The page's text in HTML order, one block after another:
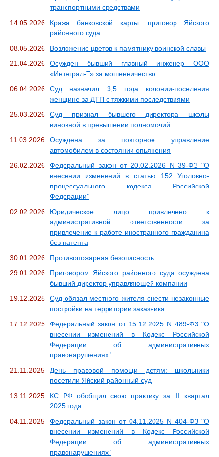
транспортными средствами
14.05.2026
Кража банковской карты: приговор Яйского
районного суда
08.05.2026
Возложение цветов к памятнику воинской славы
21.04.2026
Осужден бывший главный инженер ООО
«Интеграл-Т» за мошенничество
06.04.2026
Суд назначил 3,5 года колонии-поселения
женщине за ДТП с тяжкими последствиями
25.03.2026
Суд признал бывшего директора школы
виновной в превышении полномочий
11.03.2026
Осуждена за повторное управление
автомобилем в состоянии опьянения
26.02.2026
Федеральный закон от 20.02.2026 N 39-ФЗ "О
внесении изменений в статью 152 Уголовно-
процессуального кодекса Российской
Федерации"
02.02.2026
Юридическое лицо привлечено к
административной ответственности за
привлечение к работе иностранного гражданина
без патента
30.01.2026
Противопожарная безопасность
29.01.2026
Приговором Яйского районного суда осуждена
бывший директор управляющей компании
19.12.2025
Суд обязал местного жителя снести незаконные
постройки на территории заказника
17.12.2025
Федеральный закон от 15.12.2025 N 489-ФЗ "О
внесении изменений в Кодекс Российской
Федерации об административных
правонарушениях"
21.11.2025
День правовой помощи детям: школьники
посетили Яйский районный суд
13.11.2025
КС РФ обобщил свою практику за III квартал
2025 года
04.11.2025
Федеральный закон от 04.11.2025 N 404-ФЗ "О
внесении изменений в Кодекс Российской
Федерации об административных
правонарушениях"